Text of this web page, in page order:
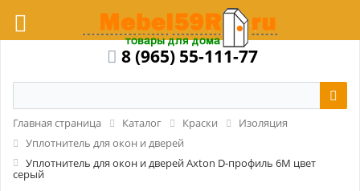
8 (965) 55-111-77
Главная страница Каталог Краски
Изоляция
Уплотнитель для окон и дверей
Уплотнитель для окон и дверей Axton D-профиль 6М цвет
серый